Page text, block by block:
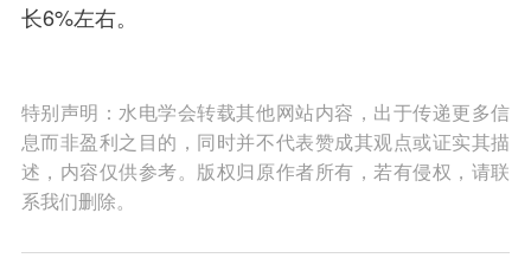
长6%左右。
特别声明：水电学会转载其他网站内容，出于传递更多信
息而非盈利之目的，同时并不代表赞成其观点或证实其描
述，内容仅供参考。版权归原作者所有，若有侵权，请联
系我们删除。